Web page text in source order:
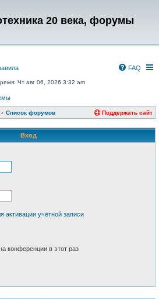
20 века, форумы
FAQ
Чт авг 06, 2026 3:32 am
Список форумов Поддержать сайт
Вход
активации учётной записи
конференции в этот раз